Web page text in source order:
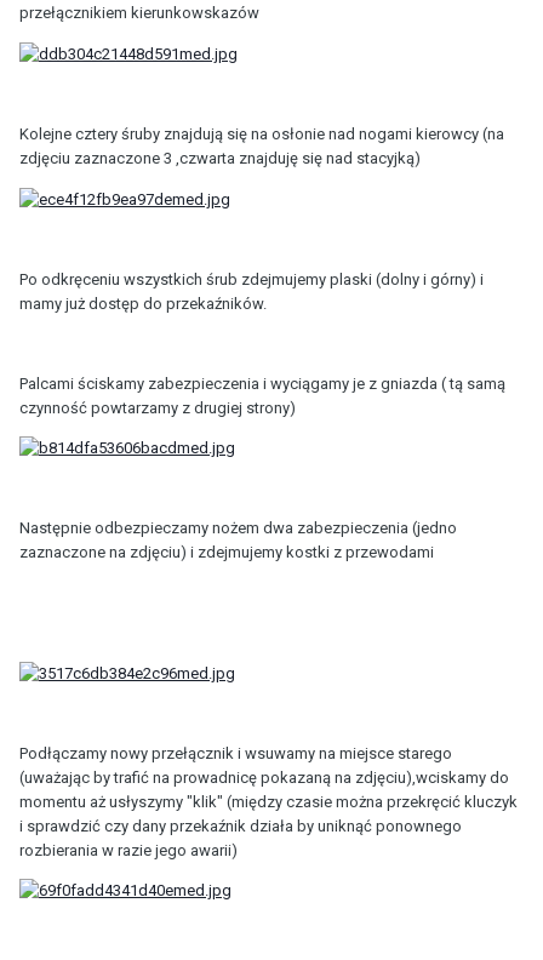
przełącznikiem kierunkowskazów
Kolejne cztery śruby znajdują się na osłonie nad nogami kierowcy (na
zdjęciu zaznaczone 3 ,czwarta znajduję się nad stacyjką)
Po odkręceniu wszystkich śrub zdejmujemy plaski (dolny i górny) i
mamy już dostęp do przekaźników.
Palcami ściskamy zabezpieczenia i wyciągamy je z gniazda ( tą samą
czynność powtarzamy z drugiej strony)
Następnie odbezpieczamy nożem dwa zabezpieczenia (jedno
zaznaczone na zdjęciu) i zdejmujemy kostki z przewodami
Podłączamy nowy przełącznik i wsuwamy na miejsce starego
(uważając by trafić na prowadnicę pokazaną na zdjęciu),wciskamy do
momentu aż usłyszymy "klik" (między czasie można przekręcić kluczyk
i sprawdzić czy dany przekaźnik działa by uniknąć ponownego
rozbierania w razie jego awarii)